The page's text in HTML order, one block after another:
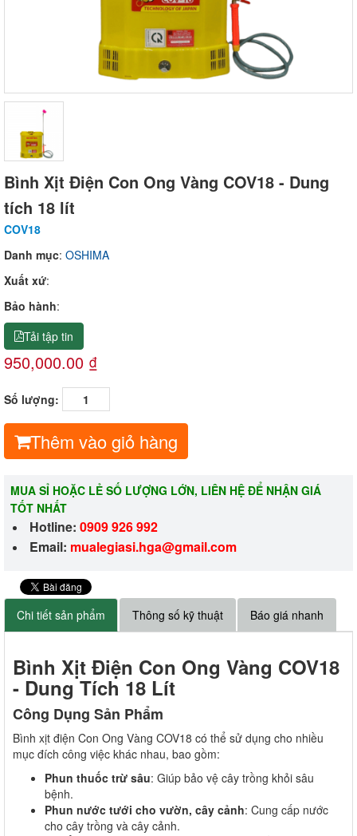
Bình Xịt Điện Con Ong Vàng COV18 - Dung
tích 18 lít
COV18
Danh mục: OSHIMA
Xuất xứ:
Bảo hành:
Tải tập tin
950,000.00 ₫
Số lượng:
Thêm vào giỏ hàng
MUA SỈ HOẶC LẺ SỐ LƯỢNG LỚN, LIÊN HỆ ĐỂ NHẬN GIÁ
TỐT NHẤT
Hotline: 0909 926 992
Email: mualegiasi.hga@gmail.com
Chi tiết sản phẩm Thông số kỹ thuật Báo giá nhanh
Bình Xịt Điện Con Ong Vàng COV18
- Dung Tích 18 Lít
Công Dụng Sản Phẩm
Bình xịt điện Con Ong Vàng COV18 có thể sử dụng cho nhiều
mục đích công việc khác nhau, bao gồm:
Phun thuốc trừ sâu: Giúp bảo vệ cây trồng khỏi sâu
bệnh.
Phun nước tưới cho vườn, cây cảnh: Cung cấp nước
cho cây trồng và cây cảnh.